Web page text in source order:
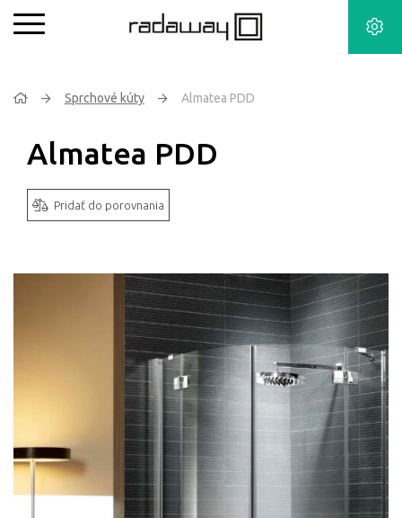
Sprchové kúty Almatea PDD
Almatea PDD
Pridať do porovnania